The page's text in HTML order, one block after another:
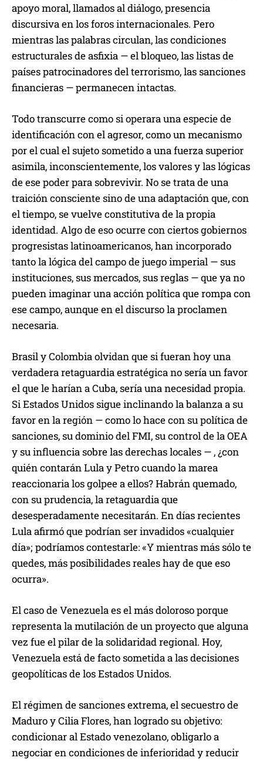
apoyo moral, llamados al diálogo, presencia
discursiva en los foros internacionales. Pero
mientras las palabras circulan, las condiciones
estructurales de asfixia — el bloqueo, las listas de
países patrocinadores del terrorismo, las sanciones
financieras — permanecen intactas.
Todo transcurre como si operara una especie de
identificación con el agresor, como un mecanismo
por el cual el sujeto sometido a una fuerza superior
asimila, inconscientemente, los valores y las lógicas
de ese poder para sobrevivir. No se trata de una
traición consciente sino de una adaptación que, con
el tiempo, se vuelve constitutiva de la propia
identidad. Algo de eso ocurre con ciertos gobiernos
progresistas latinoamericanos, han incorporado
tanto la lógica del campo de juego imperial — sus
instituciones, sus mercados, sus reglas — que ya no
pueden imaginar una acción política que rompa con
ese campo, aunque en el discurso la proclamen
necesaria.
Brasil y Colombia olvidan que si fueran hoy una
verdadera retaguardia estratégica no sería un favor
el que le harían a Cuba, sería una necesidad propia.
Si Estados Unidos sigue inclinando la balanza a su
favor en la región — como lo hace con su política de
sanciones, su dominio del FMI, su control de la OEA
y su influencia sobre las derechas locales — , ¿con
quién contarán Lula y Petro cuando la marea
reaccionaria los golpee a ellos? Habrán quemado,
con su prudencia, la retaguardia que
desesperadamente necesitarán. En días recientes
Lula afirmó que podrían ser invadidos «cualquier
día»; podríamos contestarle: «Y mientras más sólo te
quedes, más posibilidades reales hay de que eso
ocurra».
El caso de Venezuela es el más doloroso porque
representa la mutilación de un proyecto que alguna
vez fue el pilar de la solidaridad regional. Hoy,
Venezuela está de facto sometida a las decisiones
geopolíticas de los Estados Unidos.
El régimen de sanciones extrema, el secuestro de
Maduro y Cilia Flores, han logrado su objetivo:
condicionar al Estado venezolano, obligarlo a
negociar en condiciones de inferioridad y reducir